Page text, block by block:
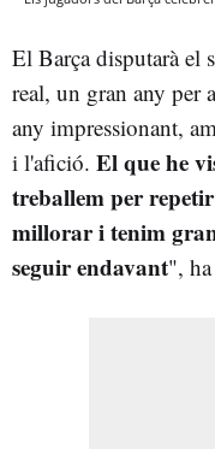
El Barça disputarà el
real, un gran any per
any impressionant,
i l'afició. El que he
treballem per
millorar i tenim
seguir endavant",